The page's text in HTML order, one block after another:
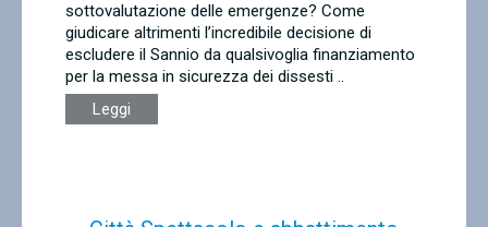
sottovalutazione delle emergenze? Come
giudicare altrimenti l’incredibile decisione di
escludere il Sannio da qualsivoglia finanziamento
per la messa in sicurezza dei dissesti ..
Leggi